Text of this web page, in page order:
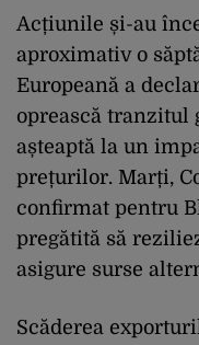
Acțiunile și-au
aproximativ o
Europeană a
oprească tranzitul
așteaptă la un
prețurilor. Marți,
confirmat pentru
pregătită să
asigure surse
Scăderea